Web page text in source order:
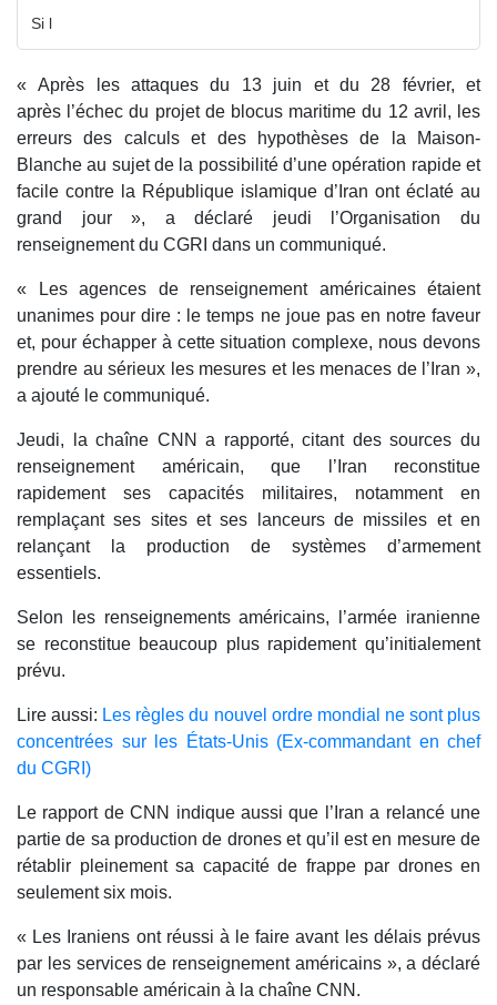
Si l
« Après les attaques du 13 juin et du 28 février, et
après l’échec du projet de blocus maritime du 12 avril, les
erreurs des calculs et des hypothèses de la Maison-
Blanche au sujet de la possibilité d’une opération rapide et
facile contre la République islamique d’Iran ont éclaté au
grand jour », a déclaré jeudi l’Organisation du
renseignement du CGRI dans un communiqué.
« Les agences de renseignement américaines étaient
unanimes pour dire : le temps ne joue pas en notre faveur
et, pour échapper à cette situation complexe, nous devons
prendre au sérieux les mesures et les menaces de l’Iran »,
a ajouté le communiqué.
Jeudi, la chaîne CNN a rapporté, citant des sources du
renseignement américain, que l’Iran reconstitue
rapidement ses capacités militaires, notamment en
remplaçant ses sites et ses lanceurs de missiles et en
relançant la production de systèmes d’armement
essentiels.
Selon les renseignements américains, l’armée iranienne
se reconstitue beaucoup plus rapidement qu’initialement
prévu.
Lire aussi: Les règles du nouvel ordre mondial ne sont plus
concentrées sur les États-Unis (Ex-commandant en chef
du CGRI)
Le rapport de CNN indique aussi que l’Iran a relancé une
partie de sa production de drones et qu’il est en mesure de
rétablir pleinement sa capacité de frappe par drones en
seulement six mois.
« Les Iraniens ont réussi à le faire avant les délais prévus
par les services de renseignement américains », a déclaré
un responsable américain à la chaîne CNN.